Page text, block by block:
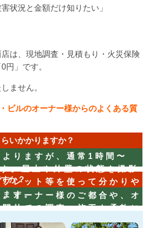
状況と金額だけ知りたい」
は、現地調査・見積もり・火災保険
円」です。
ません。
ビルのオーナー様からのよくある質
いかかりますか？
りますが、通常1時間〜
。屋上や外壁の状態を撮影
レット等を使って分かりや
ます。
か？
オーナー様のご都合や、オ
外での調査・施工も柔軟に
で、まずはご希望をお聞か